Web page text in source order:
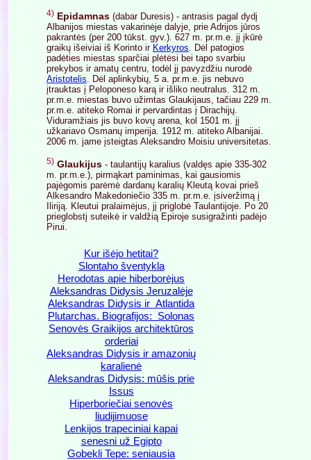
4) Epidamnas (dabar Duresis) - antrasis pagal dydį
Albanijos miestas vakarinėje dalyje, prie Adrijos jūros
pakrantės (per 200 tūkst. gyv.). 627 m. pr.m.e. jį įkūrė
graikų išeiviai iš Korinto ir Kerkyros. Dėl patogios
padėties miestas sparčiai plėtėsi bei tapo svarbiu
prekybos ir amatų centru, todėl jį pavyzdžiu nurodė
Aristotelis. Dėl aplinkybių, 5 a. pr.m.e. jis nebuvo
įtrauktas į Peloponeso karą ir išliko neutralus. 312 m.
pr.m.e. miestas buvo užimtas Glaukijaus, tačiau 229 m.
pr.m.e. atiteko Romai ir pervardintas į Dirachijų.
Viduramžiais jis buvo kovų arena, kol 1501 m. jį
užkariavo Osmanų imperija. 1912 m. atiteko Albanijai.
2006 m. jame įsteigtas Aleksandro Moisiu universitetas.
5) Glaukijus - taulantijų karalius (valdęs apie 335-302
m. pr.m.e.), pirmąkart paminimas, kai gausiomis
pajėgomis parėmė dardanų karalių Kleutą kovai prieš
Alkesandro Makedoniečio 335 m. pr.m.e. įsiveržimą į
Iliriją. Kleutui pralaimėjus, jį priglobė Taulantijoje. Po 20
prieglobstį suteikė ir valdžią Epiroje susigražinti padėjo
Pirui.
Kur išėjo hetitai?
Slontaho šventykla
Herodotas apie hiberborėjus
Aleksandras Didysis Jeruzalėje
Aleksandras Didysis ir Atlantida
Plutarchas. Biografijos: Solonas
Senovės Graikijos architektūros
orderiai
Aleksandras Didysis ir amazonių
karalienė
Aleksandras Didysis: mūšis prie
Issus
Hiperboriečiai senovės
liudijimuose
Lenkijos trapeciniai kapai
senesni už Egipto
Gobekli Tepe: seniausia